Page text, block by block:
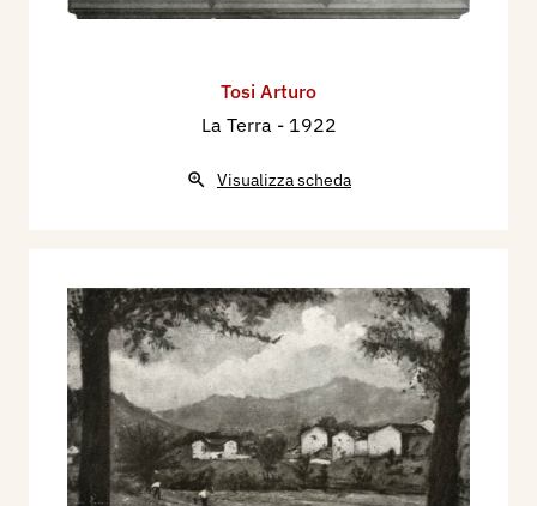
Tosi Arturo
La Terra - 1922
Visualizza scheda